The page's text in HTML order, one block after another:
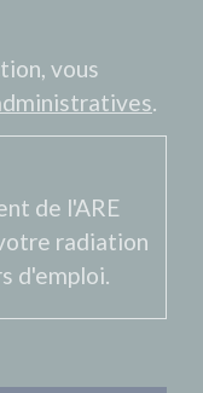
vous
.
de l'ARE
radiation
d'emploi.